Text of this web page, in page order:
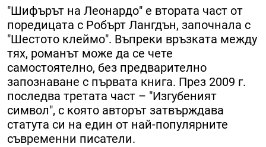
"Шифърът на Леонардо" е втората част от
поредицата с Робърт Лангдън, започнала с
"Шестото клеймо". Въпреки връзката между
тях, романът може да се чете
самостоятелно, без предварително
запознаване с първата книга. През 2009 г.
последва третата част – "Изгубеният
символ", с която авторът затвърждава
статута си на един от най-популярните
съвременни писатели.